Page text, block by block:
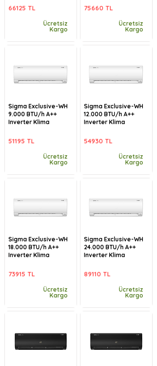
66125 TL
Ücretsiz
Kargo
Sigma Exclusive-WH
9.000 BTU/h A++
Inverter Klima
51195 TL
Ücretsiz
Kargo
Sigma Exclusive-WH
18.000 BTU/h A++
Inverter Klima
73915 TL
Ücretsiz
Kargo
75660 TL
Ücretsiz
Kargo
Sigma Exclusive-WH
12.000 BTU/h A++
Inverter Klima
54930 TL
Ücretsiz
Kargo
Sigma Exclusive-WH
24.000 BTU/h A++
Inverter Klima
89110 TL
Ücretsiz
Kargo